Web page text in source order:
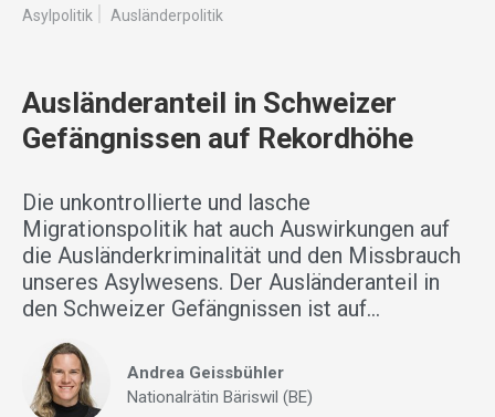
Asylpolitik Ausländer­politik
Ausländeranteil in Schweizer
Gefängnissen auf Rekordhöhe
Die unkontrollierte und lasche
Migrationspolitik hat auch Auswirkungen auf
die Ausländerkriminalität und den Missbrauch
unseres Asylwesens. Der Ausländeranteil in
den Schweizer Gefängnissen ist auf…
Andrea Geissbühler
Nationalrätin Bäriswil (BE)